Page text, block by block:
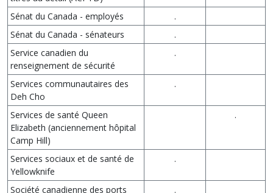
Sénat du Canada - employés
.
Sénat du Canada - sénateurs
.
Service canadien du
renseignement de sécurité
.
Services communautaires des
Deh Cho
.
Services de santé Queen
Elizabeth (anciennement hôpital
Camp Hill)
.
Services sociaux et de santé de
Yellowknife
.
Société canadienne des ports
.